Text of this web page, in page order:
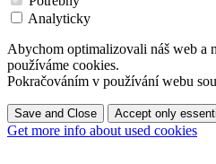
Analyticky
Abychom optimalizovali náš web a
používáme cookies.
Pokračováním v používání webu
Save and Close Accept only
Get more info about used cookies